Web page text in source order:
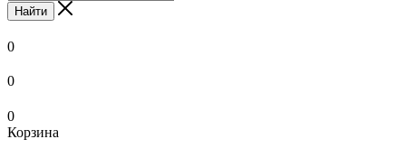
Найти
0
0
0
Корзина